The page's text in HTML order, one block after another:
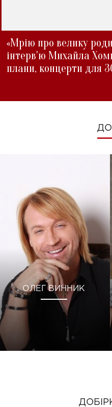
«Мрію про велику
інтерв'ю Михайла
плани, концерти для
ОЛЕГ ВИННИК